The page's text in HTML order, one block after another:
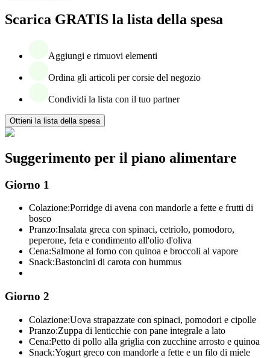
Scarica GRATIS la lista della spesa
Aggiungi e rimuovi elementi
Ordina gli articoli per corsie del negozio
Condividi la lista con il tuo partner
Ottieni la lista della spesa
Suggerimento per il piano alimentare
Giorno 1
Colazione:Porridge di avena con mandorle a fette e frutti di
bosco
Pranzo:Insalata greca con spinaci, cetriolo, pomodoro,
peperone, feta e condimento all'olio d'oliva
Cena:Salmone al forno con quinoa e broccoli al vapore
Snack:Bastoncini di carota con hummus
Giorno 2
Colazione:Uova strapazzate con spinaci, pomodori e cipolle
Pranzo:Zuppa di lenticchie con pane integrale a lato
Cena:Petto di pollo alla griglia con zucchine arrosto e quinoa
Snack:Yogurt greco con mandorle a fette e un filo di miele